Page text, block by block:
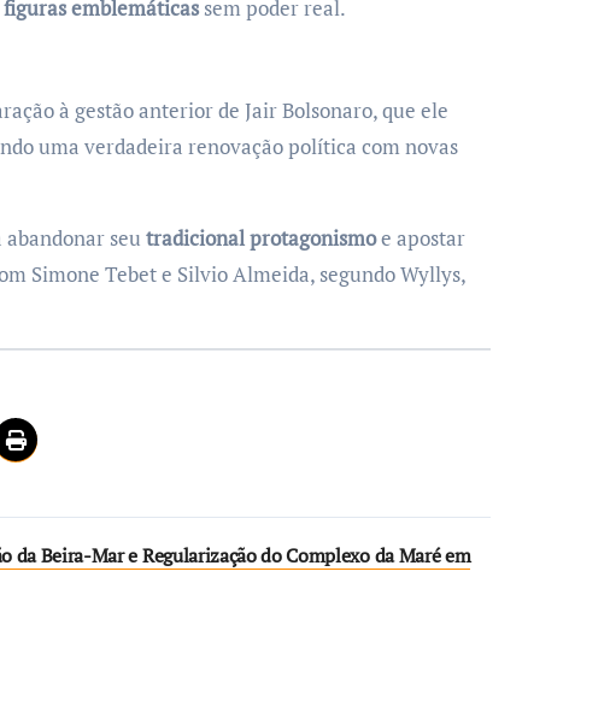
figuras emblemáticassem poder real.
à gestão anterior de Jair Bolsonaro, que ele
uma verdadeira renovação política com novas
seu tradicional protagonismoe apostar
Simone Tebet e Silvio Almeida, segundo Wyllys,
da Beira-Mar e Regularização do Complexo da Maré em